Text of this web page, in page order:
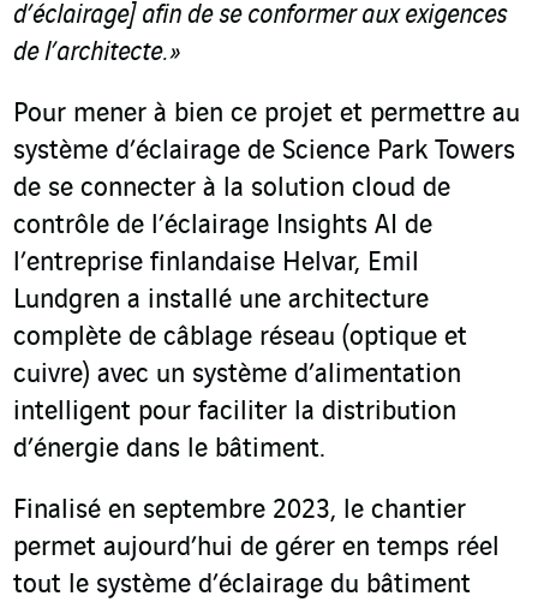
d’éclairage] afin de se conformer aux exigences
de l’architecte. »
Pour mener à bien ce projet et permettre au
système d’éclairage de Science Park Towers
de se connecter à la solution cloud de
contrôle de l’éclairage Insights AI de
l’entreprise finlandaise Helvar, Emil
Lundgren a installé une architecture
complète de câblage réseau (optique et
cuivre) avec un système d’alimentation
intelligent pour faciliter la distribution
d’énergie dans le bâtiment.
Finalisé en septembre 2023, le chantier
permet aujourd’hui de gérer en temps réel
tout le système d’éclairage du bâtiment